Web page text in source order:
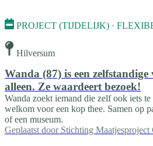
PROJECT (TIJDELIJK) ·
Hilversum
Wanda (87) is een
alleen. Ze waardeert bezoek!
Wanda zoekt iemand die zelf ook iets
welkom voor een kop thee. Samen op
of een museum.
Geplaatst door Stichting Maatjesproject